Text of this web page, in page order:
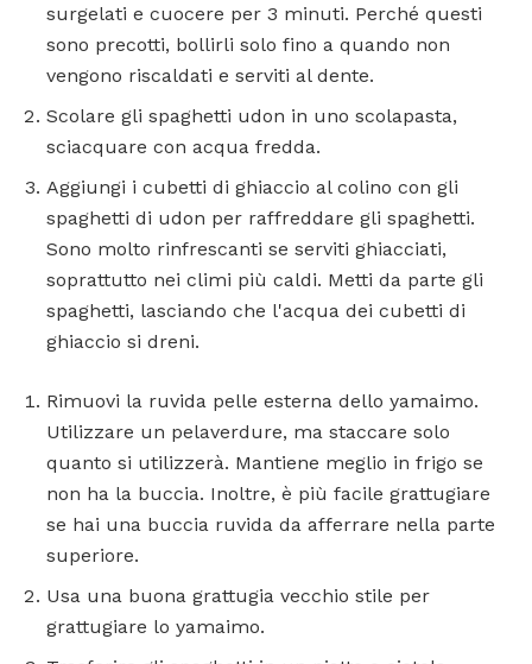
surgelati e cuocere per 3 minuti. Perché questi
sono precotti, bollirli solo fino a quando non
vengono riscaldati e serviti al dente.
Scolare gli spaghetti udon in uno scolapasta,
sciacquare con acqua fredda.
Aggiungi i cubetti di ghiaccio al colino con gli
spaghetti di udon per raffreddare gli spaghetti.
Sono molto rinfrescanti se serviti ghiacciati,
soprattutto nei climi più caldi. Metti da parte gli
spaghetti, lasciando che l'acqua dei cubetti di
ghiaccio si dreni.
Rimuovi la ruvida pelle esterna dello yamaimo.
Utilizzare un pelaverdure, ma staccare solo
quanto si utilizzerà. Mantiene meglio in frigo se
non ha la buccia. Inoltre, è più facile grattugiare
se hai una buccia ruvida da afferrare nella parte
superiore.
Usa una buona grattugia vecchio stile per
grattugiare lo yamaimo.